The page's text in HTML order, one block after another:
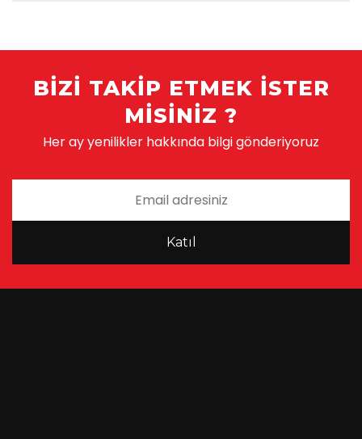
BIZI TAKIP ETMEK ISTER
MISINIZ ?
Her ay yenilikler hakkında bilgi gönderiyoruz